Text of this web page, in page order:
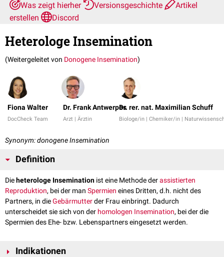
Was zeigt hierher
Versionsgeschichte
Artikel
erstellen
Discord
Heterologe Insemination
(Weitergeleitet von Donogene Insemination)
Fiona Walter
DocCheck Team
Dr. Frank Antwerpes
Arzt | Ärztin
Dr. rer. nat. Maximilian Schuff
Biologe/in | Chemiker/in |
Synonym: donogene Insemination
Definition
Dieheterologe Insemination ist eine Methode derassistierten
Reproduktion, bei der man Spermien eines Dritten, d.h. nicht des
Partners, in dieGebärmutterder Frau einbringt. Dadurch
unterscheidet sie sich von der homologen Insemination, bei der die
Spermien des Ehe- bzw. Lebenspartners eingesetzt werden.
Indikationen